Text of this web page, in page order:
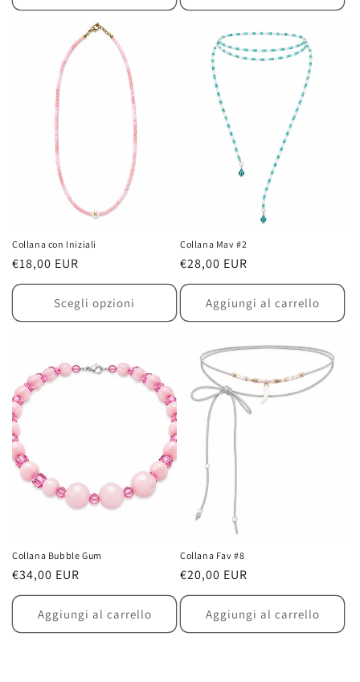
Collana con Iniziali
Prezzo
di
€18,00 EUR
Scegli opzioni
Collana Mav #2
Prezzo
di
listino
€28,00 EUR
Aggiungi al carrello
Collana Bubble Gum
Prezzo
di
listino
€34,00 EUR
Aggiungi al carrello
Collana Fav #8
Prezzo
di
listino
€20,00 EUR
Aggiungi al carrello